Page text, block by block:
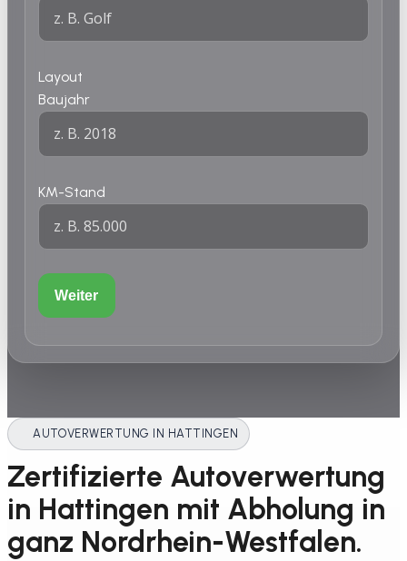
Layout
Baujahr
KM-Stand
Weiter
AUTOVERWERTUNG IN HATTINGEN
Zertifizierte Autoverwertung
in Hattingen mit Abholung in
ganz Nordrhein-Westfalen.